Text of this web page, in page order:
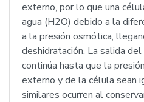
externo, por lo que una
agua (H2O) debido a la
a la presión osmótica,
deshidratación. La salida
continúa hasta que la
externo y de la célula sean
similares ocurren al